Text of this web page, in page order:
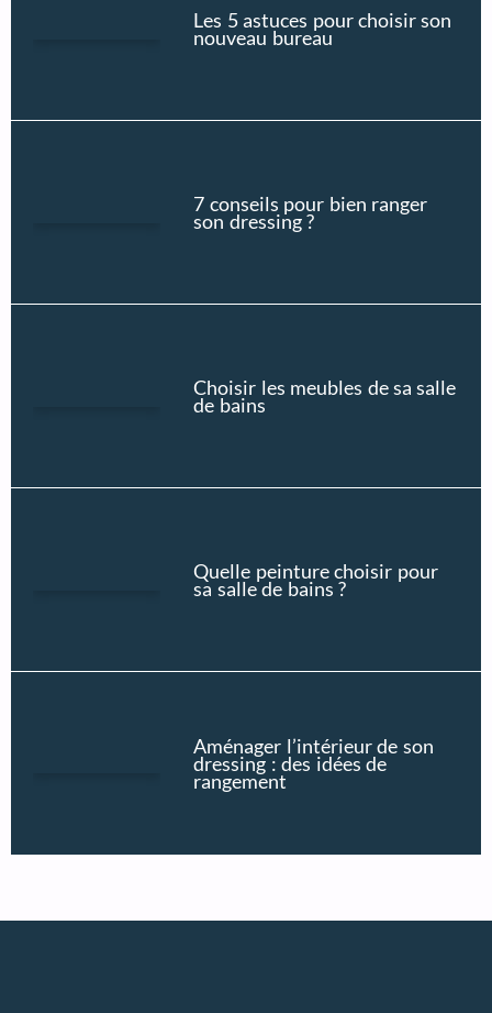
Les 5 astuces pour choisir son
nouveau bureau
7 conseils pour bien ranger
son dressing ?
Choisir les meubles de sa salle
de bains
Quelle peinture choisir pour
sa salle de bains ?
Aménager l’intérieur de son
dressing : des idées de
rangement